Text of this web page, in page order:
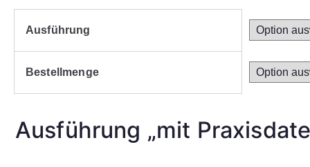
Ausführung
Bestellmenge
Ausführung „mit